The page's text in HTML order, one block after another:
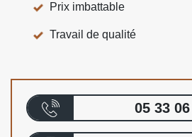
Prix imbattable
Travail de qualité
05 33